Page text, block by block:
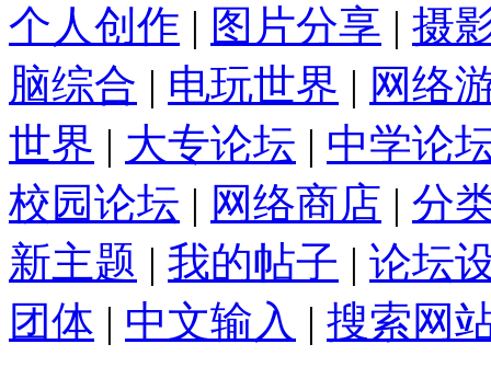
个人创作 | 图片分享 | 摄
脑综合 | 电玩世界 | 网络
世界 | 大专论坛 | 中学论
校园论坛 | 网络商店 | 分
新主题 | 我的帖子 | 论坛
团体 | 中文输入 | 搜索网